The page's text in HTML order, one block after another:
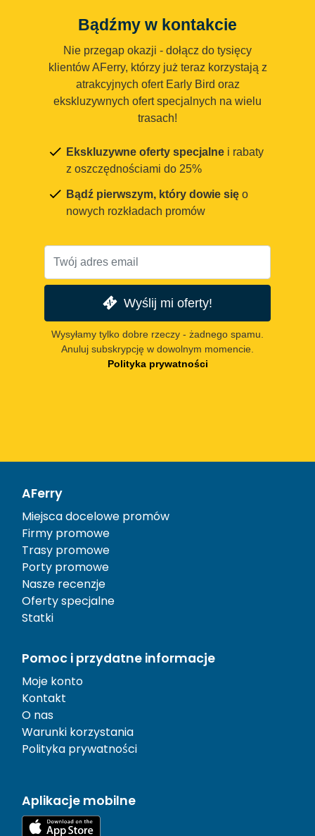
Bądźmy w kontakcie
Nie przegap okazji - dołącz do tysięcy
klientów AFerry, którzy już teraz korzystają z
atrakcyjnych ofert Early Bird oraz
ekskluzywnych ofert specjalnych na wielu
trasach!
Ekskluzywne oferty specjalne i rabaty
z oszczędnościami do 25%
Bądź pierwszym, który dowie się o
nowych rozkładach promów
Wyślij mi oferty!
Wysyłamy tylko dobre rzeczy - żadnego spamu.
Anuluj subskrypcję w dowolnym momencie.
Polityka prywatności
AFerry
Miejsca docelowe promów
Firmy promowe
Trasy promowe
Porty promowe
Nasze recenzje
Oferty specjalne
Statki
Pomoc i przydatne informacje
Moje konto
Kontakt
O nas
Warunki korzystania
Polityka prywatności
Aplikacje mobilne